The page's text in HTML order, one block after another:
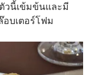
วนี้เข้มข้นและมี
บเตอร์โฟม